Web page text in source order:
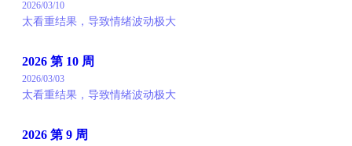
2026/03/10
太看重结果，导致情绪波动极大
2026 第 10 周
2026/03/03
太看重结果，导致情绪波动极大
2026 第 9 周